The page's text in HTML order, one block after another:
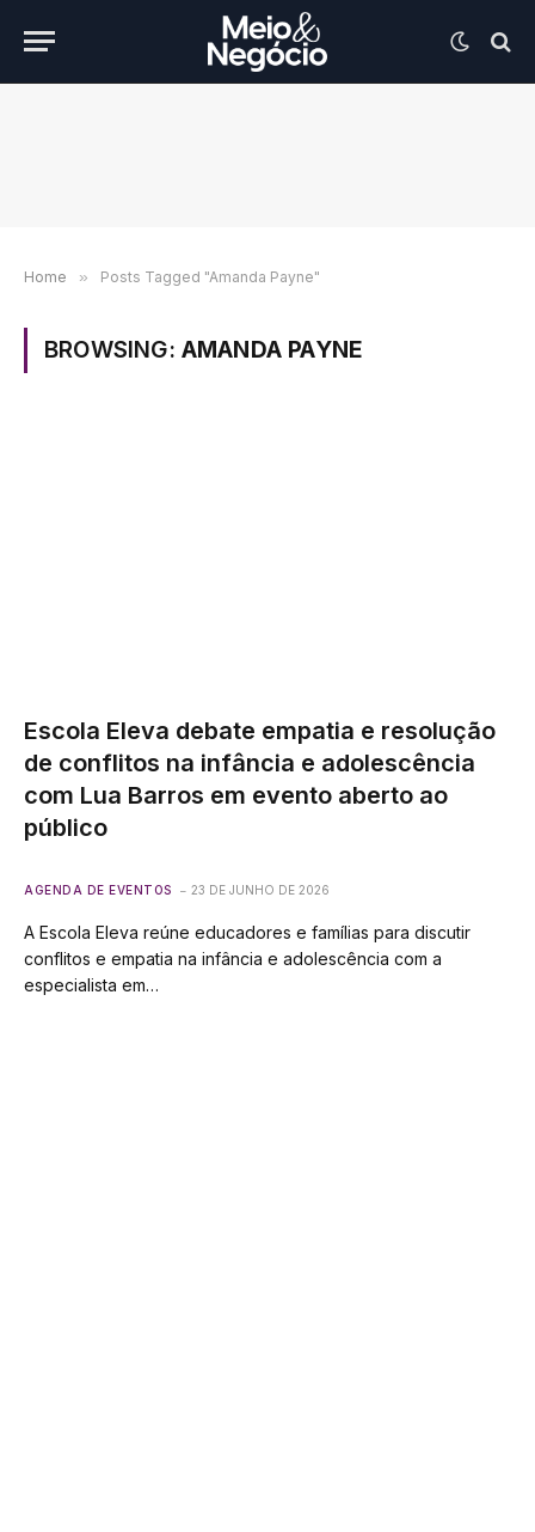
Home » Posts Tagged "Amanda Payne"
BROWSING: AMANDA PAYNE
Escola Eleva debate empatia e resolução
de conflitos na infância e adolescência
com Lua Barros em evento aberto ao
público
AGENDA DE EVENTOS 23 DE JUNHO DE 2026
A Escola Eleva reúne educadores e famílias para discutir
conflitos e empatia na infância e adolescência com a
especialista em…